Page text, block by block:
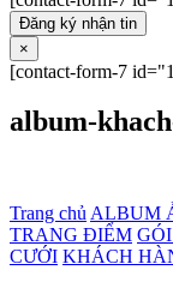
Đăng ký nhận tin
×
[contact-form-7
album-
Trang chủ ALBUM
TRANG ĐIỂM
CƯỚI KHÁCH